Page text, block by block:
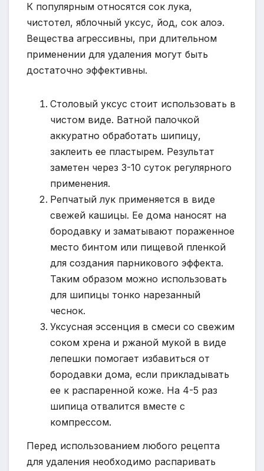
К популярным относятся сок лука,
чистотел, яблочный уксус, йод, сок алоэ.
Вещества агрессивны, при длительном
применении для удаления могут быть
достаточно эффективны.
Столовый уксус стоит использовать в
чистом виде. Ватной палочкой
аккуратно обработать шипицу,
заклеить ее пластырем. Результат
заметен через 3-10 суток регулярного
применения.
Репчатый лук применяется в виде
свежей кашицы. Ее дома наносят на
бородавку и заматывают пораженное
место бинтом или пищевой пленкой
для создания парникового эффекта.
Таким образом можно использовать
для шипицы тонко нарезанный
чеснок.
Уксусная эссенция в смеси со свежим
соком хрена и ржаной мукой в виде
лепешки помогает избавиться от
бородавки дома, если прикладывать
ее к распаренной коже. На 4-5 раз
шипица отвалится вместе с
компрессом.
Перед использованием любого рецепта
для удаления необходимо распаривать